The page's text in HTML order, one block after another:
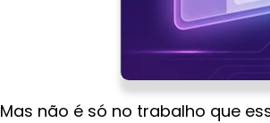
Mas não é só no trabalho que